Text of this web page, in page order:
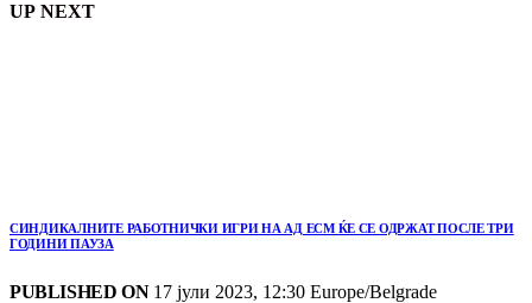
UP NEXT
СИНДИКАЛНИТЕ РАБОТНИЧКИ ИГРИ НА АД ЕСМ ЌЕ СЕ ОДРЖАТ ПОСЛЕ ТРИ
ГОДИНИ ПАУЗА
PUBLISHED ON17 јули 2023, 12:30 Europe/Belgrade